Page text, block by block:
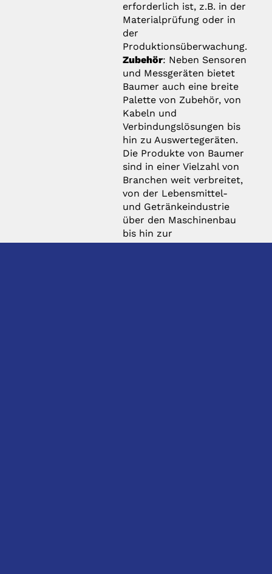
erforderlich ist, z.B. in der
Materialprüfung oder in
der
Produktionsüberwachung.
Zubehör: Neben Sensoren
und Messgeräten bietet
Baumer auch eine breite
Palette von Zubehör, von
Kabeln und
Verbindungslösungen bis
hin zu Auswertegeräten.
Die Produkte von Baumer
sind in einer Vielzahl von
Branchen weit verbreitet,
von der Lebensmittel-
und Getränkeindustrie
über den Maschinenbau
bis hin zur